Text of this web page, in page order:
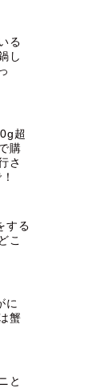
る
し
超
購
さ
する
こ
に
蟹
と